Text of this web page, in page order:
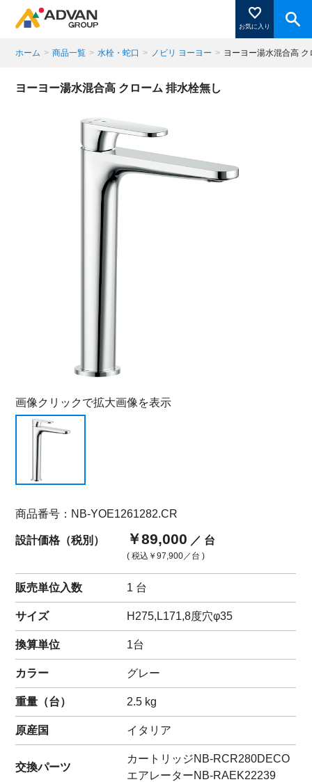
お気に入り
商品ページにある「お気に入り登録」を押すと登録した
閉じる
ホーム > 商品一覧 > 水栓・蛇口 > ノビリ ヨーヨー > ヨーヨー湯水混合高
ヨーヨー湯水混合高 クローム 排水栓無し
画像クリックで拡大画像を表示
商品番号：NB-YOE1261282.CR
設計価格（税別） ￥89,000 ／ 台
( 税込 ￥97,900／台 )
販売単位入数 1 台
サイズ H275,L171,8度穴φ35
換算単位 1台
カラー グレー
重量（台） 2.5 kg
原産国 イタリア
交換パーツ
カートリッジNB-RCR280DECO
エアレーターNB-RAEK22239